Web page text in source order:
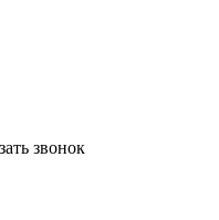
звонок